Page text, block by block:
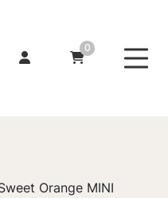
0
Orange MINI